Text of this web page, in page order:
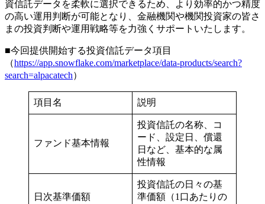
資信託データを柔軟に選択できるため、より効率的かつ精度
の高い運用判断が可能となり、金融機関や機関投資家の皆さ
まの投資判断や運用戦略等を力強くサポートいたします。
■今回提供開始する投資信託データ項目
（https://app.snowflake.com/marketplace/data-products/search?
search=alpacatech）
項目名 説明
ファンド基本情報
投資信託の名称、コ
ード、設定日、償還
日など、基本的な属
性情報
日次基準価額
投資信託の日々の基
準価額（1口あたりの